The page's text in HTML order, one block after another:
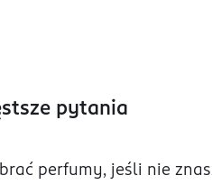
pytania
perfumy, jeśli nie